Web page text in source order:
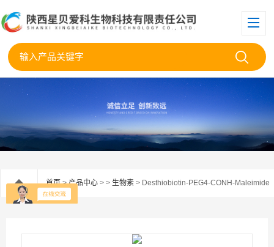
首页>产品中心 > > 生物素 > Desthiobiotin-PEG4-CONH-Maleimide